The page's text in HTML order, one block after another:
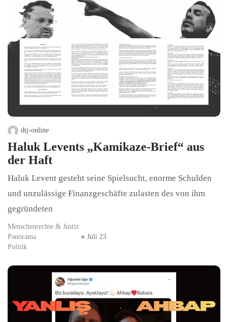
dtj-online
Haluk Levents „Kamikaze-Brief“ aus
der Haft
Haluk Levent gesteht seine Spielsucht, enorme Schulden
und unzulässige Finanzgeschäfte zulasten des von ihm
gegründeten
Menschenrechte & Justiz
Panorama
Politik
Juli 23